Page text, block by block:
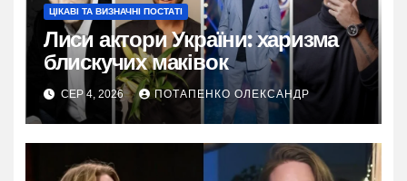
ЦІКАВІ ТА ВИЗНАЧНІ ПОСТАТІ
Лиси актори України: харизма
блискучих маківок
СЕР 4, 2026 ПОТАПЕНКО ОЛЕКСАНДР